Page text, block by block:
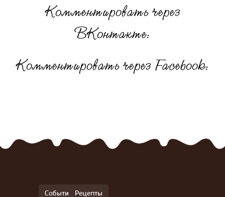
Комментировать через
ВКонтакте:
Комментировать через Facebook:
События Рецепты